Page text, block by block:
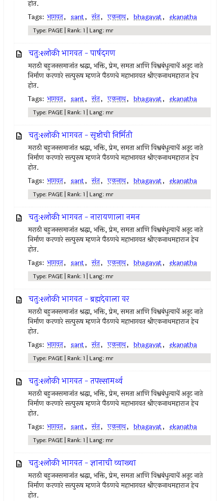
होत.
Tags: भागवत, sant, संत, एकनाथ, bhagavat, ekanatha
Type: PAGE | Rank: 1 | Lang: mr
चतुःश्लोकी भागवत - पार्षदगण
मराठी बहुजनसमाजांत श्रद्धा, भक्ति, प्रेम, समता आणि विश्वबंधुत्वाचें अतूट नाते
निर्माण करणारे सत्पुरूष म्हणजे पैठणचे महाभागवत श्रीएकनाथमहाराज हेच
होत.
Tags: भागवत, sant, संत, एकनाथ, bhagavat, ekanatha
Type: PAGE | Rank: 1 | Lang: mr
चतुःश्लोकी भागवत - सृष्टीची निर्मिती
मराठी बहुजनसमाजांत श्रद्धा, भक्ति, प्रेम, समता आणि विश्वबंधुत्वाचें अतूट नाते
निर्माण करणारे सत्पुरूष म्हणजे पैठणचे महाभागवत श्रीएकनाथमहाराज हेच
होत.
Tags: भागवत, sant, संत, एकनाथ, bhagavat, ekanatha
Type: PAGE | Rank: 1 | Lang: mr
चतुःश्लोकी भागवत - नारायणाला नमन
मराठी बहुजनसमाजांत श्रद्धा, भक्ति, प्रेम, समता आणि विश्वबंधुत्वाचें अतूट नाते
निर्माण करणारे सत्पुरूष म्हणजे पैठणचे महाभागवत श्रीएकनाथमहाराज हेच
होत.
Tags: भागवत, sant, संत, एकनाथ, bhagavat, ekanatha
Type: PAGE | Rank: 1 | Lang: mr
चतुःश्लोकी भागवत - ब्रह्मदेवाला वर
मराठी बहुजनसमाजांत श्रद्धा, भक्ति, प्रेम, समता आणि विश्वबंधुत्वाचें अतूट नाते
निर्माण करणारे सत्पुरूष म्हणजे पैठणचे महाभागवत श्रीएकनाथमहाराज हेच
होत.
Tags: भागवत, sant, संत, एकनाथ, bhagavat, ekanatha
Type: PAGE | Rank: 1 | Lang: mr
चतुःश्लोकी भागवत - तपस्सामर्थ्य
मराठी बहुजनसमाजांत श्रद्धा, भक्ति, प्रेम, समता आणि विश्वबंधुत्वाचें अतूट नाते
निर्माण करणारे सत्पुरूष म्हणजे पैठणचे महाभागवत श्रीएकनाथमहाराज हेच
होत.
Tags: भागवत, sant, संत, एकनाथ, bhagavat, ekanatha
Type: PAGE | Rank: 1 | Lang: mr
चतुःश्लोकी भागवत - ज्ञानाची व्याख्या
मराठी बहुजनसमाजांत श्रद्धा, भक्ति, प्रेम, समता आणि विश्वबंधुत्वाचें अतूट नाते
निर्माण करणारे सत्पुरूष म्हणजे पैठणचे महाभागवत श्रीएकनाथमहाराज हेच
होत.